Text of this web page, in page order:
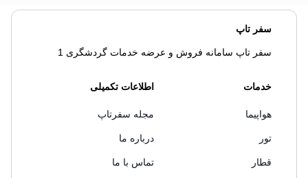
سفر تاپ
سفر تاپ سامانه فروش و عرضه خدمات گردشگری 1
خدمات
هواپیما
تور
قطار
اطلاعات تکمیلی
مجله سفرتاپ
درباره ما
تماس با ما